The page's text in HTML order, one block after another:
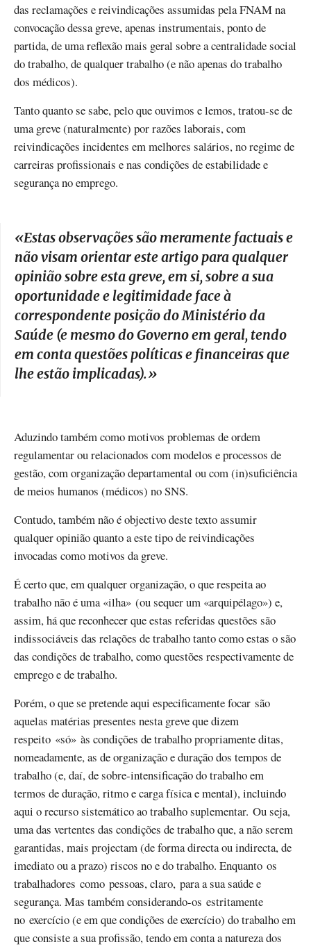
das reclamações e reivindicações assumidas pela FNAM na
convocação dessa greve, apenas instrumentais, ponto de
partida, de uma reflexão mais geral sobre a centralidade social
do trabalho, de qualquer trabalho (e não apenas do trabalho
dos médicos).
Tanto quanto se sabe, pelo que ouvimos e lemos, tratou-se de
uma greve (naturalmente) por razões laborais, com
reivindicações incidentes em melhores salários, no regime de
carreiras profissionais e nas condições de estabilidade e
segurança no emprego.
«Estas observações são meramente factuais e
não visam orientar este artigo para qualquer
opinião sobre esta greve, em si, sobre a sua
oportunidade e legitimidade face à
correspondente posição do Ministério da
Saúde (e mesmo do Governo em geral, tendo
em conta questões políticas e financeiras que
lhe estão implicadas).»
Aduzindo também como motivos problemas de ordem
regulamentar ou relacionados com modelos e processos de
gestão, com organização departamental ou com (in)suficiência
de meios humanos (médicos) no SNS.
Contudo, também não é objectivo deste texto assumir
qualquer opinião quanto a este tipo de reivindicações
invocadas como motivos da greve.
É certo que, em qualquer organização, o que respeita ao
trabalho não é uma «ilha» (ou sequer um «arquipélago») e,
assim, há que reconhecer que estas referidas questões são
indissociáveis das relações de trabalho tanto como estas o são
das condições de trabalho, como questões respectivamente de
emprego e de trabalho.
Porém, o que se pretende aqui especificamente focar são
aquelas matérias presentes nesta greve que dizem
respeito «só» às condições de trabalho propriamente ditas,
nomeadamente, as de organização e duração dos tempos de
trabalho (e, daí, de sobre-intensificação do trabalho em
termos de duração, ritmo e carga física e mental), incluindo
aqui o recurso sistemático ao trabalho suplementar. Ou seja,
uma das vertentes das condições de trabalho que, a não serem
garantidas, mais projectam (de forma directa ou indirecta, de
imediato ou a prazo) riscos no e do trabalho. Enquanto os
trabalhadores como pessoas, claro, para a sua saúde e
segurança. Mas também considerando-os estritamente
no exercício (e em que condições de exercício) do trabalho em
que consiste a sua profissão, tendo em conta a natureza dos